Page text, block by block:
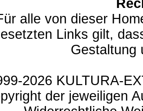
alle von dieser
Links gilt,
Gestaltung
2026 KULTURA-
der jeweiligen